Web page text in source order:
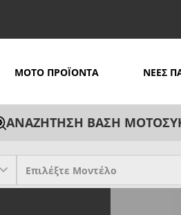
MOTO ΠΡΟΪΟΝΤΑ ΝΕΕΣ
ΑΝΑΖΗΤΗΣΗ ΒΑΣΗ